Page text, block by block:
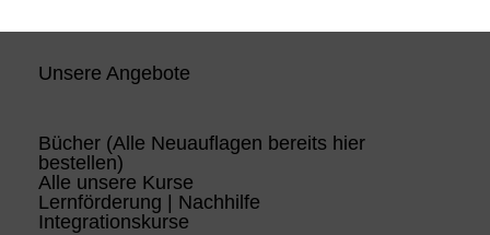
Unsere Angebote
Bücher (Alle Neuauflagen bereits hier
bestellen)
Alle unsere Kurse
Lernförderung | Nachhilfe
Integrationskurse